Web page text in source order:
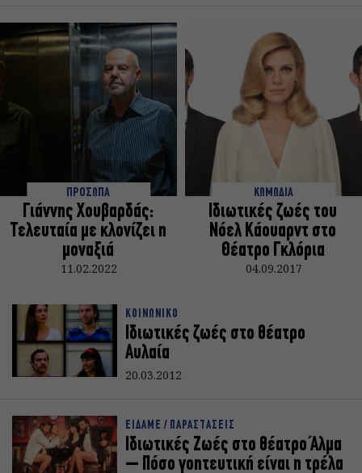
ΠΡΟΣΩΠΑ
Γιάννης Χουβαρδάς:
Τελευταία με κλονίζει η
μοναξιά
11.02.2022
ΚΩΜΩΔΙΑ
Ιδιωτικές ζωές του
Νόελ Κάουαρντ στο
Θέατρο Γκλόρια
04.09.2017
ΚΟΙΝΩΝΙΚΟ
Ιδιωτικές ζωές στο θέατρο
Αυλαία
20.03.2012
ΕΙΔΑΜΕ / ΠΑΡΑΣΤΑΣΕΙΣ
Ιδιωτικές Ζωές στο θέατρο Άλμα
– Πόσο γοητευτική είναι η τρέλα